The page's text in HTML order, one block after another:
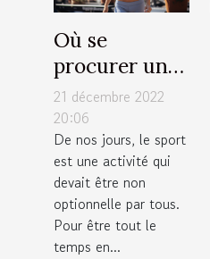
Où se
procurer un
tapis de
course pliable
à moindre
coût ?
21 décembre 2022
20:06
De nos jours, le sport
est une activité qui
devait être non
optionnelle par tous.
Pour être tout le
temps en...